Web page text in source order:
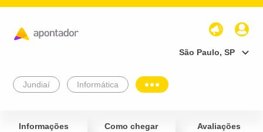
São Paulo, SP
Jundiaí Informática
Informações Como chegar Avaliações